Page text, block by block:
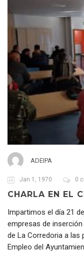
ADEIPA
Jan 1, 1970 0
CHARLA EN EL
Impartimos el día 21
empresas de
de La Corredoria a las
Empleo del